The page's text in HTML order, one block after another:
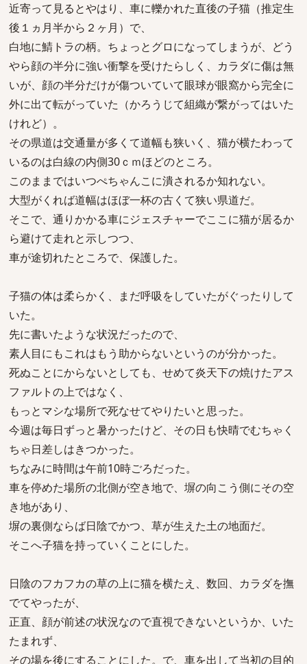
近寄って見るとやはり、車に轢かれた直後の子猫（推定生
後１ヵ月半から２ヶ月）で、
白地に鯖トラの柄。ちょっとグロになってしまうが、どう
やら顔の半分に強い衝撃を受けたらしく、カラダに傷は無
いが、顔の半分だけが傷ついていて眼球が眼窩から完全に
外に出て転がっていた（かろうじて組織が繋がってはいた
けれど）。
その県道は交通量が多くて道幅も狭いく、猫が横たわって
いるのは白線の内側30ｃｍほどのところ。
このままではいつぺちゃんこに潰されるか知れない。
大型がくれば道幅はほぼ一杯の古くて狭い県道だ。
そこで、通りかかる車にジェスチャーでここに猫が居るか
ら避けて走れと示しつつ、
車が途切れたところで、保護した。
子猫の体は柔らかく、まだ呼吸をしていたがぐったりして
いた。
先に書いたような状況だったので、
素人目にもこれはもう助からないというのが分かった。
死ぬことにからないとしても、せめて炎天下の焼けたアス
ファルトの上ではなく、
もっとマシな場所で死なせてやりたいと思った。
今週は毎日ずっと暑かったけど、その日も快晴でむちゃく
ちゃ日差しはきつかった。
ちなみに時間は午前10時ごろだった。
車を停めた場所の北側が空き地で、塀の向こう側にその空
き地があり、
塀の裏側ならば日陰でかつ、草が生えた土の地面だ。
そこへ子猫を持っていくことにした。
日陰のフカフカの草の上に猫を横たえ、数回、カラダを撫
でてやったが、
正直、顔が前述の状況なので直視できないというか、いた
たまれず、
その場を後にすることにした。で、車を出して当初の目的